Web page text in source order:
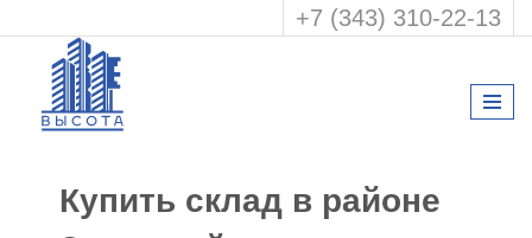
+7 (343) 310-22-13
Купить склад в районе